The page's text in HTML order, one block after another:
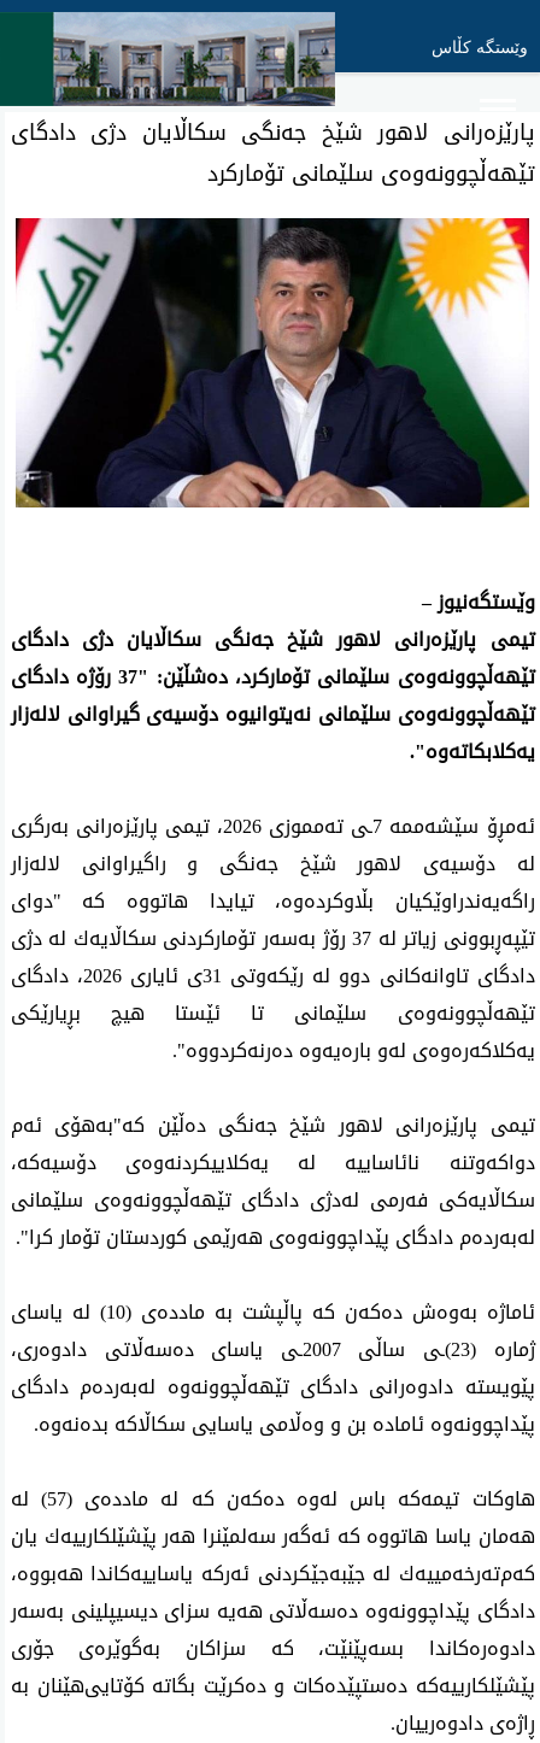
وێستگە کڵاس
پارێزه‌رانی لاهور شێخ جه‌نگی سكاڵایان دژی دادگای
تێهه‌ڵچوونه‌وه‌ی سلێمانی تۆماركرد
وێستگه‌نیوز –
تیمی پارێزه‌رانی لاهور شێخ جه‌نگی سكاڵایان دژی دادگای
تێهه‌ڵچوونه‌وه‌ی سلێمانی تۆماركرد، ده‌شڵێن: "37 رۆژه‌ دادگای
تێهه‌ڵچوونه‌وه‌ی سلێمانی نه‌یتوانیوه‌ دۆسیه‌ی گیراوانی لاله‌زار
یه‌كلابكاته‌وه‌".
ئه‌مڕۆ سێشه‌ممه‌ 7ـی ته‌مموزی 2026، تیمی پارێزه‌رانی به‌رگری
له‌ دۆسیه‌ی لاهور شێخ جه‌نگی و راگیراوانی لاله‌زار
راگه‌یه‌ندراوێكیان بڵاوكرده‌وه‌، تیایدا هاتووه‌ كه‌ "دوای
تێپه‌ڕبوونی زیاتر له‌ 37 رۆژ به‌سه‌ر تۆماركردنی سكاڵایه‌ك له‌ دژی
دادگای تاوانه‌كانی دوو له‌ رێكه‌وتی 31ی ئایاری 2026، دادگای
تێهه‌ڵچوونه‌وه‌ی سلێمانی تا ئێستا هیچ بڕیارێكی
یه‌كلاكه‌ره‌وه‌ی له‌و باره‌یه‌وه‌ ده‌رنه‌كردووه‌".
تیمی پارێزه‌رانی لاهور شێخ جه‌نگی ده‌ڵێن كه‌"به‌هۆی ئه‌م
دواكه‌وتنه‌ نائاساییه‌ له‌ یه‌كلاییكردنه‌وه‌ی دۆسیه‌كه‌،
سكاڵایه‌كی فه‌رمی له‌دژی دادگای تێهه‌ڵچوونه‌وه‌ی سلێمانی
له‌به‌رده‌م دادگای پێداچوونه‌وه‌ی هه‌رێمی كوردستان تۆمار كرا".
ئاماژه‌ به‌وه‌ش ده‌كه‌ن كه‌ پاڵپشت به‌ مادده‌ی (10) له‌ یاسای
ژماره‌ (23)ـی ساڵی 2007ـی یاسای ده‌سه‌ڵاتی دادوه‌ری،
پێویسته‌ دادوه‌رانی دادگای تێهه‌ڵچوونه‌وه‌ له‌به‌رده‌م دادگای
پێداچوونه‌وه‌ ئاماده‌ بن و وه‌ڵامی یاسایی سكاڵاكه‌ بده‌نه‌وه‌.
هاوكات تیمه‌كه‌ باس له‌وه‌ ده‌كه‌ن كه‌ له‌ مادده‌ی (57) له‌
هه‌مان یاسا هاتووه‌ كه‌ ئه‌گه‌ر سه‌لمێنرا هه‌ر پێشێلكارییه‌ك یان
كه‌م‌ته‌رخه‌مییه‌ك له‌ جێبه‌جێكردنی ئه‌ركه‌ یاساییه‌كاندا هه‌بووه‌،
دادگای پێداچوونه‌وه‌ ده‌سه‌ڵاتی هه‌یه‌ سزای دیسیپلینی به‌سه‌ر
دادوه‌ره‌كاندا بسه‌پێنێت، كه‌ سزاكان به‌گوێره‌ی جۆری
پێشێلكارییه‌كه‌ ده‌ستپێده‌كات و ده‌كرێت بگاته‌ كۆتایی‌هێنان به‌
ڕاژه‌ی دادوه‌رییان.